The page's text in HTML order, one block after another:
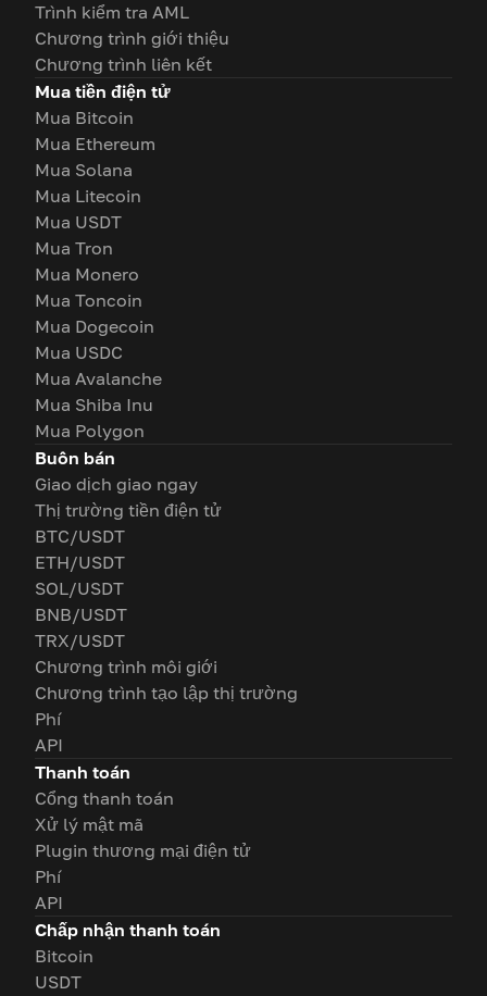
Trình kiểm tra AML
Chương trình giới thiệu
Chương trình liên kết
Mua tiền điện tử
Mua Bitcoin
Mua Ethereum
Mua Solana
Mua Litecoin
Mua USDT
Mua Tron
Mua Monero
Mua Toncoin
Mua Dogecoin
Mua USDC
Mua Avalanche
Mua Shiba Inu
Mua Polygon
Buôn bán
Giao dịch giao ngay
Thị trường tiền điện tử
BTC/USDT
ETH/USDT
SOL/USDT
BNB/USDT
TRX/USDT
Chương trình môi giới
Chương trình tạo lập thị trường
Phí
API
Thanh toán
Cổng thanh toán
Xử lý mật mã
Plugin thương mại điện tử
Phí
API
Chấp nhận thanh toán
Bitcoin
USDT